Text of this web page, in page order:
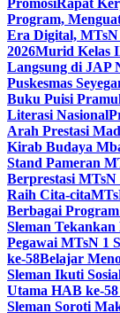
PromosiRapat
Program,
Era Digital, MTsN
2026Murid Kelas
Langsung di JAP
Puskesmas
Buku Puisi
Literasi Nasional
Arah Prestasi
Kirab Budaya
Stand Pameran
Berprestasi
Raih Cita-cita
Berbagai
Sleman
Pegawai MTsN 1
ke-58Belajar
Sleman Ikuti
Utama HAB ke-
Sleman Soroti